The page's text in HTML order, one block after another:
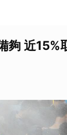
夠 近15%